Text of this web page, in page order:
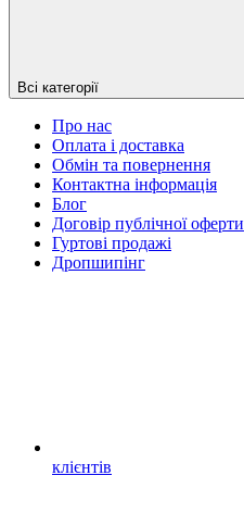
Всі категорії
Про нас
Оплата і доставка
Обмін та повернення
Контактна інформація
Блог
Договір публічної оферти
Гуртові продажі
Дропшипінг
клієнтів